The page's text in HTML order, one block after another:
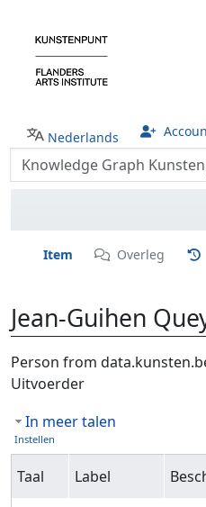
Nederlands
Item Overleg
Jean-Guihen
Ga naar:navigatie,zoeken
Person from
Uitvoerder
In meer talen
Instellen
Taal Label